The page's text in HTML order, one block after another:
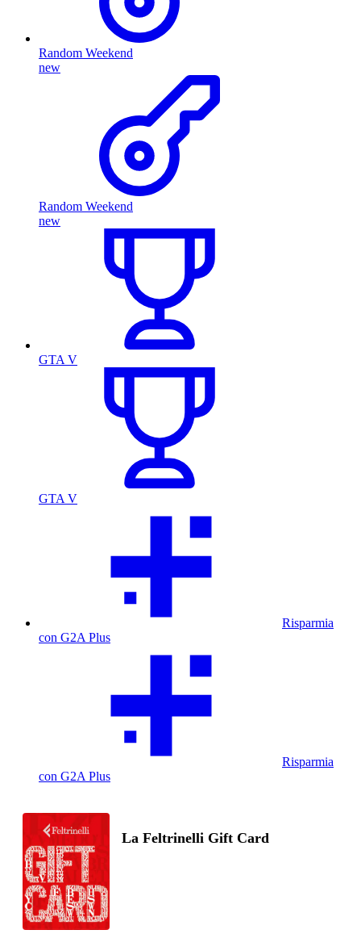
Random Weekend
new
Random Weekend
new
GTA V
GTA V
Risparmia
con G2A Plus
Risparmia
con G2A Plus
La Feltrinelli Gift Card